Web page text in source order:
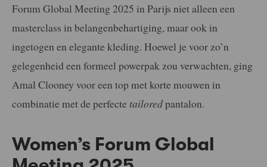
Forum Global Meeting 2025 in Parijs niet alleen een
masterclass in belangenbehartiging, maar ook in
ingetogen en elegante kleding. Hoewel je voor zo’n
gelegenheid een formeel powerpak zou verwachten, ging
Amal Clooney voor een top met korte mouwen in
combinatie met de perfecte tailoredpantalon.
Women’s Forum Global